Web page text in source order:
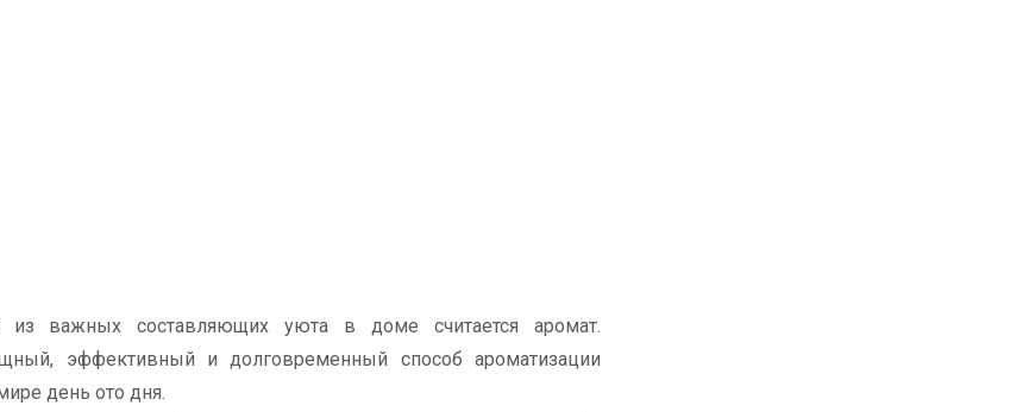
важных составляющих уюта в доме считается аромат.
эффективный и долговременный способ ароматизации
день ото дня.